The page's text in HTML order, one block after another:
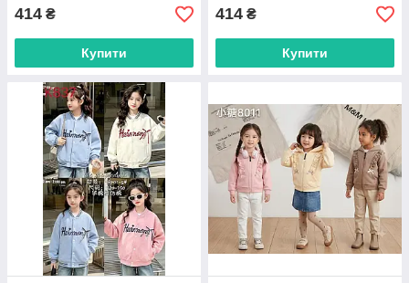
414 ₴
Купити
414 ₴
Купити